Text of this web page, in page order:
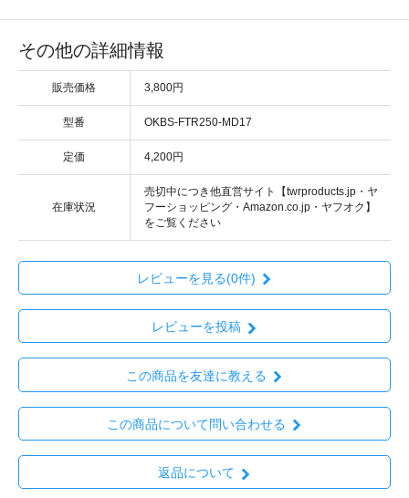
その他の詳細情報
販売価格 3,800円
型番 OKBS-FTR250-MD17
定価 4,200円
在庫状況
売切中につき他直営サイト【twrproducts.jp・ヤ
フーショッピング・Amazon.co.jp・ヤフオク】
をご覧ください
レビューを見る(0件)
レビューを投稿
この商品を友達に教える
この商品について問い合わせる
返品について